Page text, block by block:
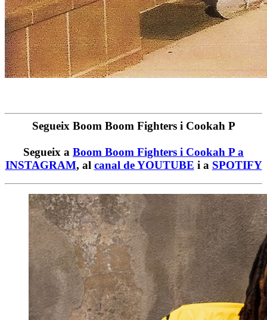
Segueix Boom Boom Fighters i Cookah P
Segueix a Boom Boom Fighters i Cookah P a
INSTAGRAM, al canal de YOUTUBE i a SPOTIFY